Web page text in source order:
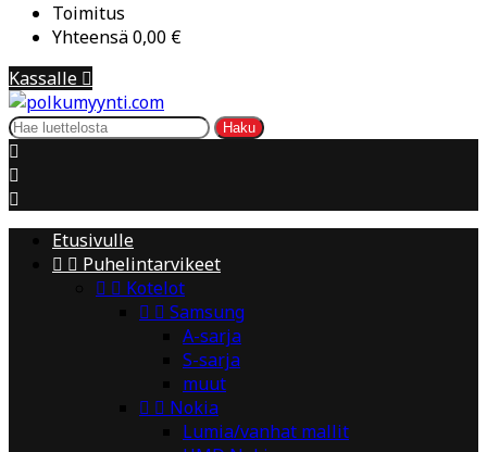
Toimitus
Yhteensä0,00 €
Kassalle 
Haku



Etusivulle
  Puhelintarvikeet
  Kotelot
  Samsung
A-sarja
S-sarja
muut
  Nokia
Lumia/vanhat mallit